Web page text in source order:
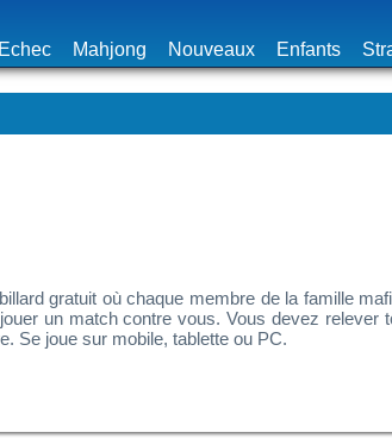
Echec Mahjong Nouveaux Enfants
gratuit où chaque membre de la famille
un match contre vous. Vous devez relever
Se joue sur mobile, tablette ou PC.